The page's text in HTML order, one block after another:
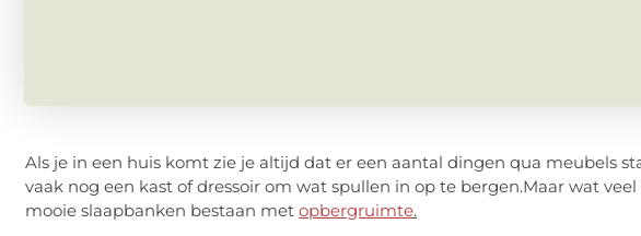
Als je in een huis komt zie je altijd dat er een aantal dingen qua meubels
vaak nog een kast of dressoir om wat spullen in op te bergen.Maar wat
mooie slaapbanken bestaan met opbergruimte.